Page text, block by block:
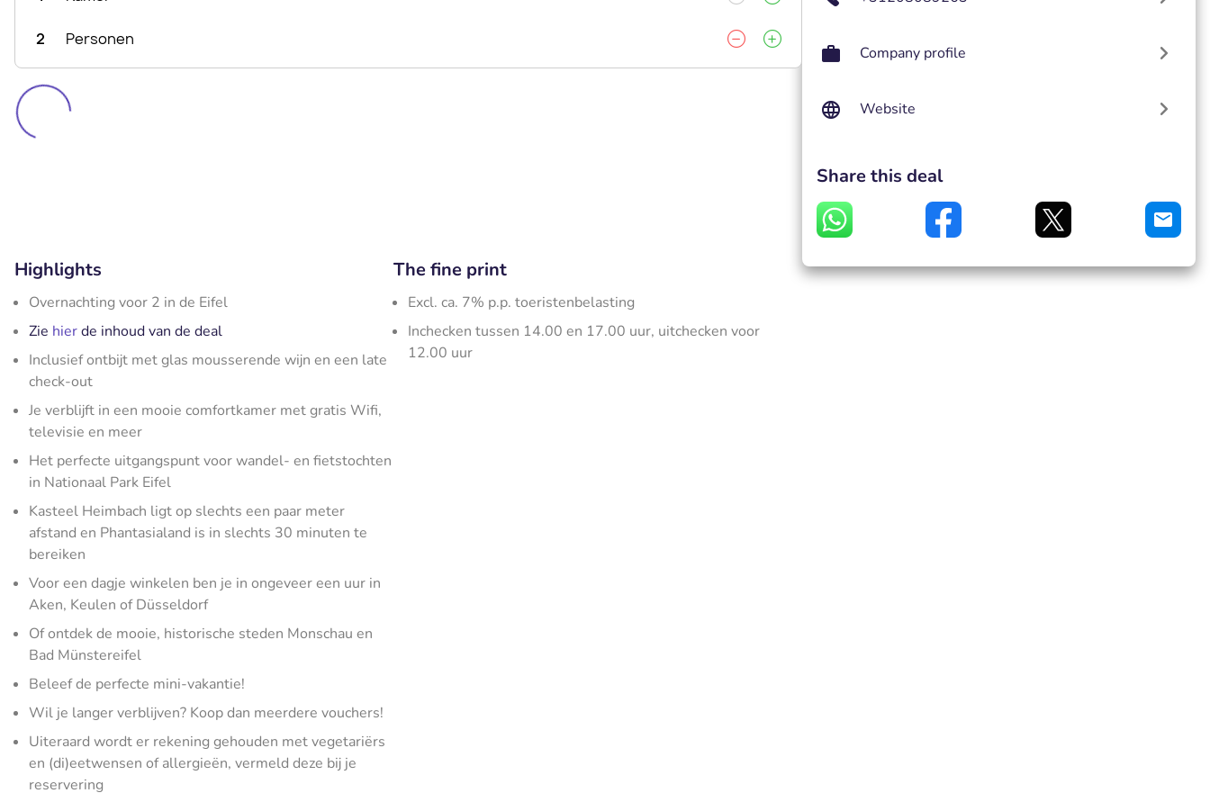
2 Personen
Highlights
Overnachting voor 2 in de Eifel
Zie hierde inhoud van de deal
Inclusief ontbijt met glas mousserende wijn en een late
check-out
Je verblijft in een mooie comfortkamer met gratis Wifi,
televisie en meer
Het perfecte uitgangspunt voor wandel- en fietstochten
in Nationaal Park Eifel
Kasteel Heimbach ligt op slechts een paar meter
afstand en Phantasialand is in slechts 30 minuten te
bereiken
Voor een dagje winkelen ben je in ongeveer een uur in
Aken, Keulen of Düsseldorf
Of ontdek de mooie, historische steden Monschau en
Bad Münstereifel
Beleef de perfecte mini-vakantie!
Wil je langer verblijven? Koop dan meerdere vouchers!
Uiteraard wordt er rekening gehouden met vegetariërs
en (di)eetwensen of allergieën, vermeld deze bij je
reservering
The fine print
Excl. ca. 7% p.p. toeristenbelasting
Inchecken tussen 14.00 en 17.00 uur, uitchecken voor
12.00 uur
Company profile
Website
Share this deal